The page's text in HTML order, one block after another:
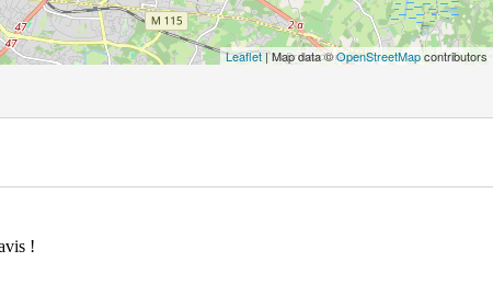
Leaflet| Map data ©OpenStreetMapcontributors
!